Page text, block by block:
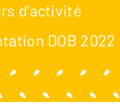
d’activité
DOB 2022